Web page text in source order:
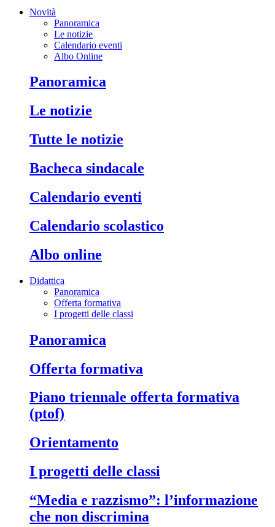
Novità
Panoramica
Le notizie
Calendario eventi
Albo Online
panoramica
le notizie
tutte le notizie
bacheca sindacale
calendario eventi
calendario scolastico
albo online
Didattica
Panoramica
Offerta formativa
I progetti delle classi
panoramica
offerta formativa
piano triennale offerta formativa
(ptof)
orientamento
i progetti delle classi
“media e razzismo”: l’informazione
che non discrimina